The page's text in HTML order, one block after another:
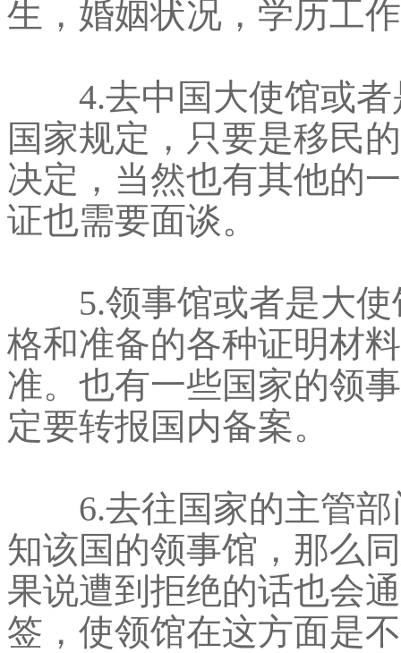
生，婚姻状况，学历工
4.去中国大使馆或者
国家规定，只要是移民
决定，当然也有其他的
证也需要面谈。
5.领事馆或者是大使
格和准备的各种证明材
准。也有一些国家的领
定要转报国内备案。
6.去往国家的主管部
知该国的领事馆，那么
果说遭到拒绝的话也会
签，使领馆在这方面是